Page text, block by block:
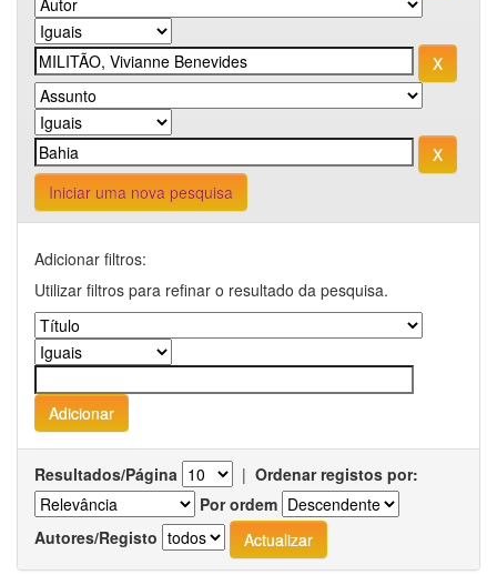
Iniciar uma nova pesquisa
Adicionar filtros:
Utilizar filtros para refinar o resultado da pesquisa.
Resultados/Página | Ordenar registos por:
Por ordem
Autores/Registo